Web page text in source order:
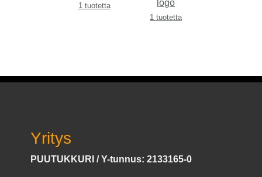
1 tuotetta
1 tuotetta
Yritys
PUUTUKKURI / Y-tunnus: 2133165-0